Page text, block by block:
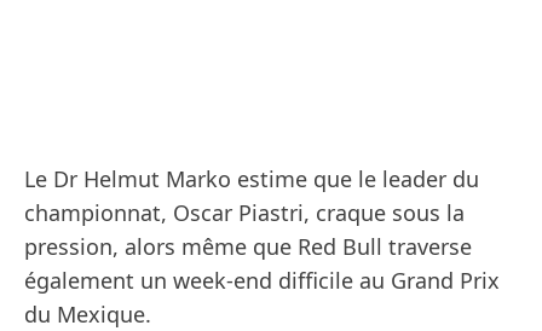
Le Dr Helmut Marko estime que le leader du
championnat, Oscar Piastri, craque sous la
pression, alors même que Red Bull traverse
également un week-end difficile au Grand Prix
du Mexique.